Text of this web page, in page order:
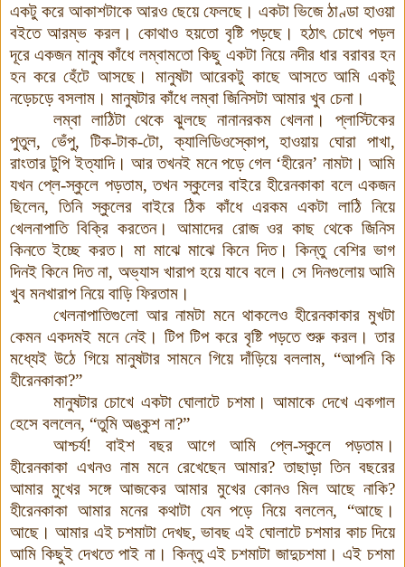
একটু করে আকাশটাকে আরও ছেয়ে ফেলছে । একটা ভিজে ঠাণ্ডা হাওয়া
বইতে আরম্ভ করল। কোথাও হয়তো বৃষ্টি পড়ছে। হঠাৎ চোখে পড়ল
দূরে একজন মানুষ কাঁধে লম্বামতো কিছু একটা নিয়ে নদীর ধার বরাবর হন
হন করে হেঁটে আসছে ।
মানুষটা আরেকটু কাছে আসতে আমি একটু
নড়েচড়ে বসলাম । মানুষটার কাঁধে লম্বা জিনিসটা আমার খুব চেনা ।
লম্বা লাঠিটা থেকে ঝুলছে নানানরকম খেলনা ।
প্লাস্টিকের
পুতুল, ভেঁপু, টিক-টাক-টো,ক্যালিডিওস্কোপ,হাওয়ায় ঘোরা পাখা,
রাংতার টুপি ইত্যাদি। আর তখনই মনে পড়ে গেল ‘হীরেন’ নামটা। আমি
যখন প্লে-স্কুলে পড়তাম,তখন স্কুলের বাইরে হীরেনকাকা বলে একজন
ছিলেন,তিনি স্কুলের বাইরে ঠিক কাঁধে এরকম একটা লাঠি নিয়ে
খেলনাপাতি বিক্রি করতেন।
আমাদের রোজ ওর কাছ থেকে জিনিস
কিনতে ইচ্ছে করত। মা মাঝে মাঝে কিনে দিত। কিন্তু বেশির ভাগ
দিনই কিনে দিত না, অভ্যাস খারাপ হয়ে যাবে বলে। সে দিনগুলোয় আমি
খুব মনখারাপ নিয়ে বাড়ি ফিরতাম ।
খেলনাপাতিগুলো আর নামটা মনে থাকলেও হীরেনকাকার মুখটা
কেমন একদমই মনে নেই । টিপ টিপ করে বৃষ্টি পড়তে শুরু করল । তার
মধ্যেই উঠে গিয়ে মানুষটার সামনে গিয়ে দাঁড়িয়ে বললাম, “আপনি কি
হীরেনকাকা?”
মানুষটার চোখে একটা ঘোলাটে চশমা। আমাকে দেখে একগাল
হেসে বললেন, “তুমি অঙ্কুশ না?”
আশ্চর্য! বাইশ বছর আগে আমি প্লে-স্কুলে পড়তাম ।
হীরেনকাকা এখনও নাম মনে রেখেছেন আমার?তাছাড়া তিন বছরের
আমার মুখের সঙ্গে আজকের আমার মুখের কোনও মিল আছে নাকি?
হীরেনকাকা আমার মনের কথাটা যেন পড়ে নিয়ে বললেন, “আছে ।
আছে । আমার এই চশমাটা দেখছ,ভাবছ এই ঘোলাটে চশমার কাচ দিয়ে
আমি কিছুই দেখতে পাই না। কিন্তু এই চশমাটা জাদুচশমা। এই চশমা